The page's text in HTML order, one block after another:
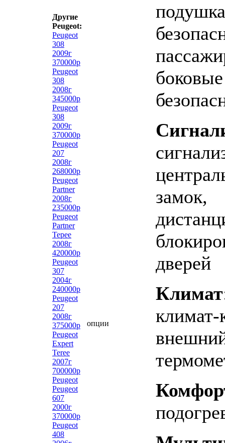
Другие
Peugeot:
Peugeot
308
2009г
370000р
Peugeot
308
2008г
345000р
Peugeot
308
2009г
370000р
Peugeot
207
2008г
268000р
Peugeot
Partner
2008г
235000р
Peugeot
Partner
Tepee
2008г
420000р
Peugeot
307
2004г
240000р
Peugeot
207
2008г
375000р
Peugeot
Expert
Teree
2007г
700000р
Peugeot
Peugeot
607
2000г
370000р
Peugeot
408
опции
подушка
замок,
дверей
Климат
климат-